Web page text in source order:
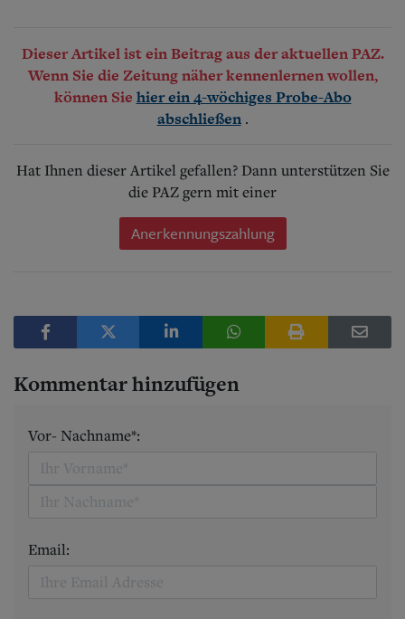
Dieser Artikel ist ein Beitrag aus der aktuellen PAZ.
Wenn Sie die Zeitung näher kennenlernen wollen,
können Sie hier ein 4-wöchiges Probe-Abo
abschließen .
Hat Ihnen dieser Artikel gefallen? Dann unterstützen Sie
die PAZ gern mit einer
Anerkennungszahlung
Kommentar hinzufügen
Vor- Nachname*:
Email: